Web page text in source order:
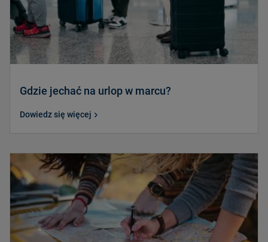
Gdzie jechać na urlop w marcu?
Dowiedz się więcej